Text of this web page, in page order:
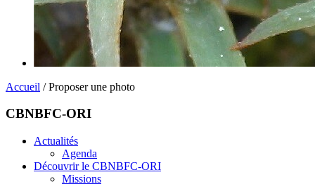
Accueil / Proposer une photo
CBNBFC-ORI
Actualités
Agenda
Découvrir le CBNBFC-ORI
Missions